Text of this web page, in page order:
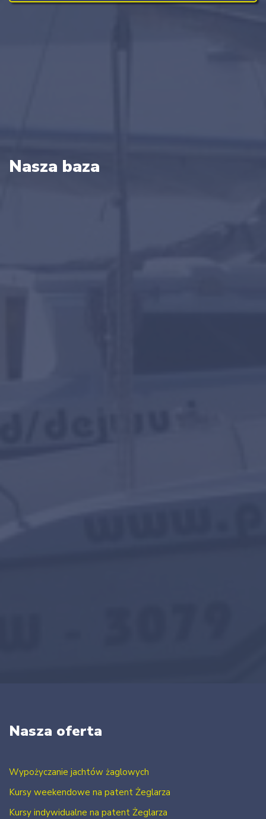
Nasza baza
Nasza oferta
Wypożyczanie jachtów żaglowych
Kursy weekendowe na patent Żeglarza
Kursy indywidualne na patent Żeglarza